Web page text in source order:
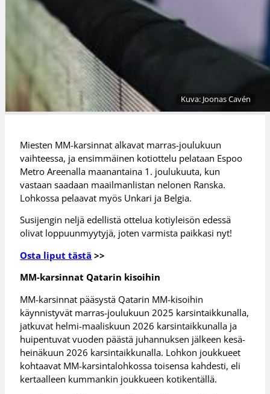
Kuva: Joonas Cavén
Miesten MM-karsinnat alkavat marras-joulukuun
vaihteessa, ja ensimmäinen kotiottelu pelataan Espoo
Metro Areenalla maanantaina 1. joulukuuta, kun
vastaan saadaan maailmanlistan nelonen Ranska.
Lohkossa pelaavat myös Unkari ja Belgia.
Susijengin neljä edellistä ottelua kotiyleisön edessä
olivat loppuunmyytyjä, joten varmista paikkasi nyt!
Osta liput tästä >>
MM-karsinnat Qatarin kisoihin
MM-karsinnat pääsystä Qatarin MM-kisoihin
käynnistyvät marras-joulukuun 2025 karsintaikkunalla,
jatkuvat helmi-maaliskuun 2026 karsintaikkunalla ja
huipentuvat vuoden päästä juhannuksen jälkeen kesä-
heinäkuun 2026 karsintaikkunalla. Lohkon joukkueet
kohtaavat MM-karsintalohkossa toisensa kahdesti, eli
kertaalleen kummankin joukkueen kotikentällä.